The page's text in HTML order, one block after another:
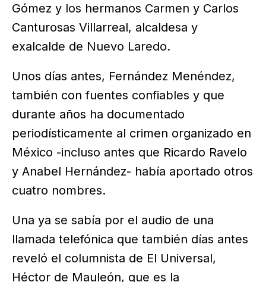
Gómez y los hermanos Carmen y Carlos
Canturosas Villarreal, alcaldesa y
exalcalde de Nuevo Laredo.
Unos días antes, Fernández Menéndez,
también con fuentes confiables y que
durante años ha documentado
periodísticamente al crimen organizado en
México -incluso antes que Ricardo Ravelo
y Anabel Hernández- había aportado otros
cuatro nombres.
Una ya se sabía por el audio de una
llamada telefónica que también días antes
reveló el columnista de El Universal,
Héctor de Mauleón, que es la